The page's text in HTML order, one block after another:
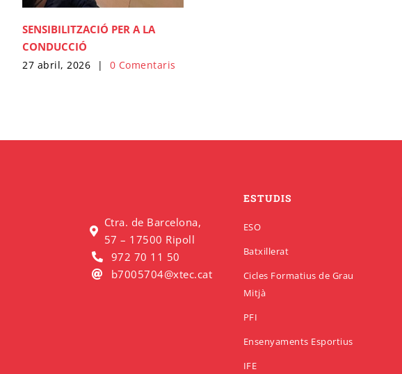
SENSIBILITZACIÓ PER A LA
CONDUCCIÓ
27 abril, 2026 | 0 Comentaris
Ctra. de Barcelona,
57 – 17500 Ripoll
972 70 11 50
b7005704@xtec.cat
ESTUDIS
ESO
Batxillerat
Cicles Formatius de Grau
Mitjà
PFI
Ensenyaments Esportius
IFE